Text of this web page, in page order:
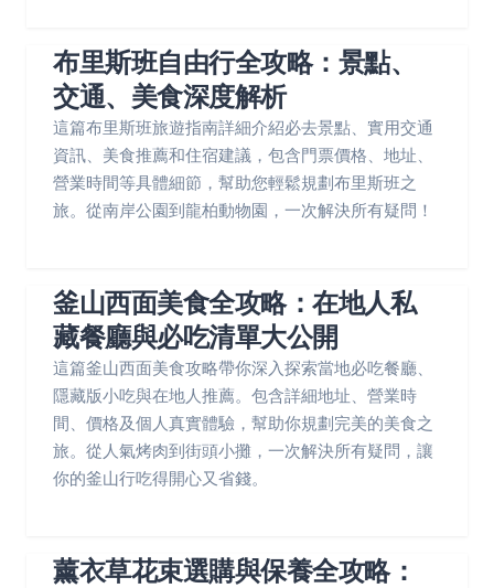
布里斯班自由行全攻略：景點、
交通、美食深度解析
這篇布里斯班旅遊指南詳細介紹必去景點、實用交通
資訊、美食推薦和住宿建議，包含門票價格、地址、
營業時間等具體細節，幫助您輕鬆規劃布里斯班之
旅。從南岸公園到龍柏動物園，一次解決所有疑問！
釜山西面美食全攻略：在地人私
藏餐廳與必吃清單大公開
這篇釜山西面美食攻略帶你深入探索當地必吃餐廳、
隱藏版小吃與在地人推薦。包含詳細地址、營業時
間、價格及個人真實體驗，幫助你規劃完美的美食之
旅。從人氣烤肉到街頭小攤，一次解決所有疑問，讓
你的釜山行吃得開心又省錢。
薰衣草花束選購與保養全攻略：